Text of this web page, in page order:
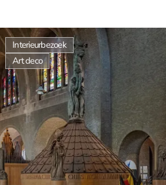
Interieurbezoek
Art deco